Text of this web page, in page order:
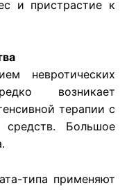
и пристрастие к
невротических
возникает
терапии с
средств. Большое
типа применяют